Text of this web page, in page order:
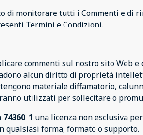
di monitorare tutti i Commenti e di
Termini e Condizioni.
commenti sul nostro sito Web
alcun diritto di proprietà
materiale diffamatorio,
utilizzati per sollecitare o
74360_1 una licenza non esclusiva
qualsiasi forma, formato o supporto.